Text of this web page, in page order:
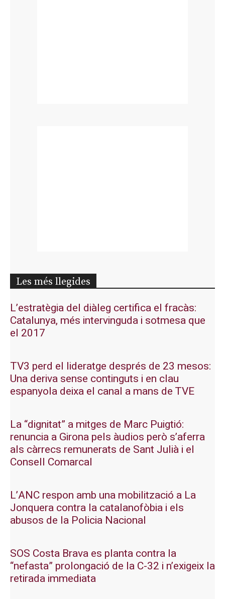
Les més llegides
L’estratègia del diàleg certifica el fracàs:
Catalunya, més intervinguda i sotmesa que
el 2017
TV3 perd el lideratge després de 23 mesos:
Una deriva sense continguts i en clau
espanyola deixa el canal a mans de TVE
La “dignitat” a mitges de Marc Puigtió:
renuncia a Girona pels àudios però s’aferra
als càrrecs remunerats de Sant Julià i el
Consell Comarcal
L’ANC respon amb una mobilització a La
Jonquera contra la catalanofòbia i els
abusos de la Policia Nacional
SOS Costa Brava es planta contra la
“nefasta” prolongació de la C-32 i n’exigeix la
retirada immediata